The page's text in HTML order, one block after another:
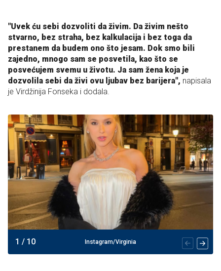
"Uvek ću sebi dozvoliti da živim. Da živim nešto
stvarno, bez straha, bez kalkulacija i bez toga da
prestanem da budem ono što jesam. Dok smo bili
zajedno, mnogo sam se posvetila, kao što se
posvećujem svemu u životu. Ja sam žena koja je
dozvolila sebi da živi ovu ljubav bez barijera", napisala
je Virdžinija Fonseka i dodala.
Instagram/Virginia
1 / 10